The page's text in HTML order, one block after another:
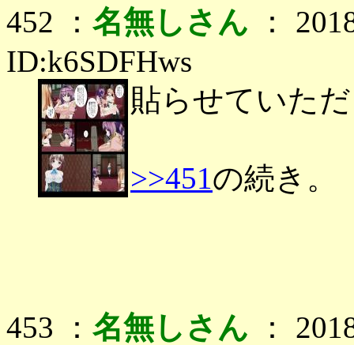
452 ： 名無しさん ：
ID:k6SDFHws
貼らせていた
>>451の続き。
453 ： 名無しさん ：